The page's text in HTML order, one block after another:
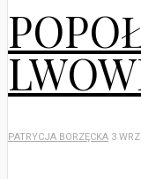
PATRYCJA BORZĘCKA 3